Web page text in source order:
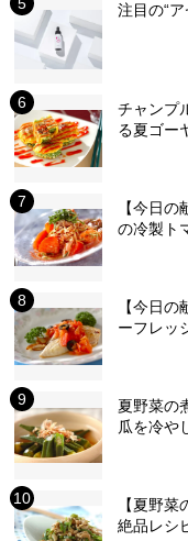
注目の“
チャンプ
る夏ゴー
【今日
の冷製ト
【今日
ーフレッ
夏野菜の
瓜を冷や
【夏野
絶品レシ